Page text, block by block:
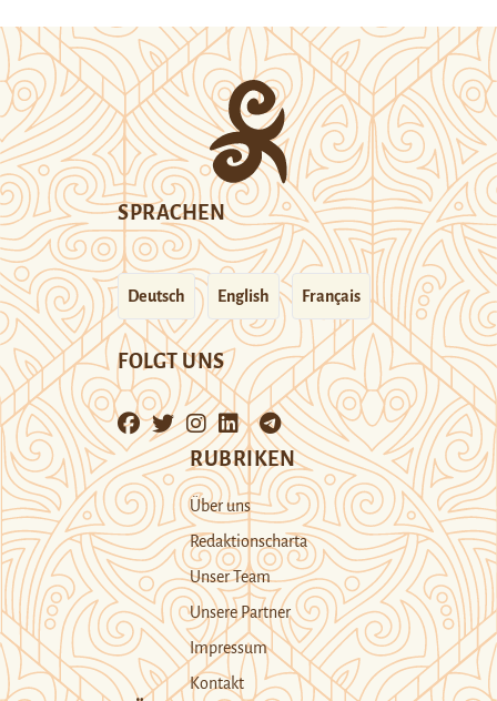
SPRACHEN
Deutsch English Français
FOLGT UNS
RUBRIKEN
Über uns
Redaktionscharta
Unser Team
Unsere Partner
Impressum
Kontakt